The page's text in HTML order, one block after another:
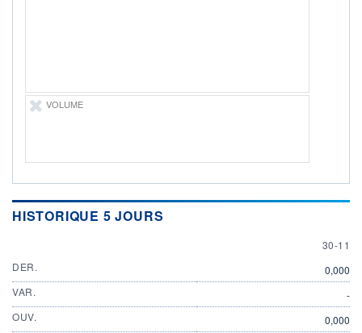
VOLUME
HISTORIQUE 5 JOURS
30
30-11
DER.
0,000
VAR.
-
OUV.
0,000